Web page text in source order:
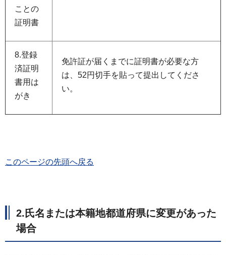
ことの
証明書
8.登録
済証明
書用は
がき
免許証が届くまでに証明書が必要な方
は、52円切手を貼って提出してくださ
い。
このページの先頭へ戻る
2.氏名または本籍地都道府県に変更があった
場合